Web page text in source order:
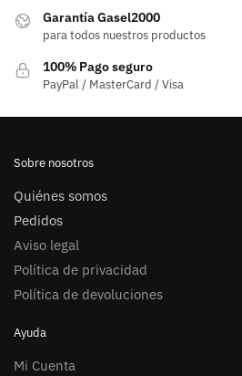
Garantía Gasel2000
para todos nuestros productos
100% Pago seguro
PayPal / MasterCard / Visa
Sobre nosotros
Quiénes somos
Pedidos
Aviso legal
Política de privacidad
Política de devoluciones
Ayuda
Mi Cuenta